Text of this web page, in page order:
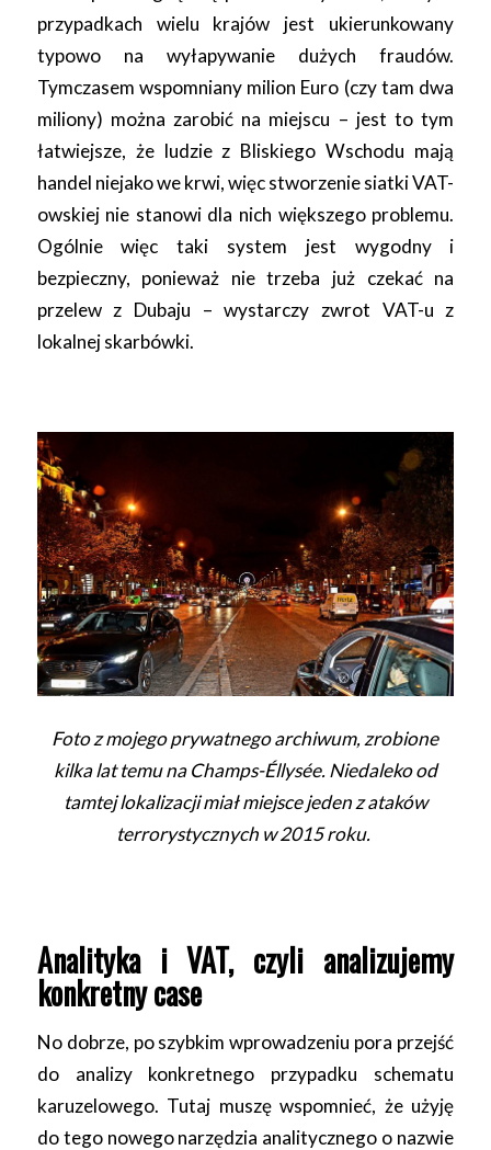
przypadkach wielu krajów jest ukierunkowany
typowo na wyłapywanie dużych fraudów.
Tymczasem wspomniany milion Euro (czy tam dwa
miliony) można zarobić na miejscu – jest to tym
łatwiejsze, że ludzie z Bliskiego Wschodu mają
handel niejako we krwi, więc stworzenie siatki VAT-
owskiej nie stanowi dla nich większego problemu.
Ogólnie więc taki system jest wygodny i
bezpieczny, ponieważ nie trzeba już czekać na
przelew z Dubaju – wystarczy zwrot VAT-u z
lokalnej skarbówki.
Foto z mojego prywatnego archiwum, zrobione
kilka lat temu na Champs-Éllysée. Niedaleko od
tamtej lokalizacji miał miejsce jeden z ataków
terrorystycznych w 2015 roku.
Analityka i VAT, czyli analizujemy
konkretny case
No dobrze, po szybkim wprowadzeniu pora przejść
do analizy konkretnego przypadku schematu
karuzelowego. Tutaj muszę wspomnieć, że użyję
do tego nowego narzędzia analitycznego o nazwie